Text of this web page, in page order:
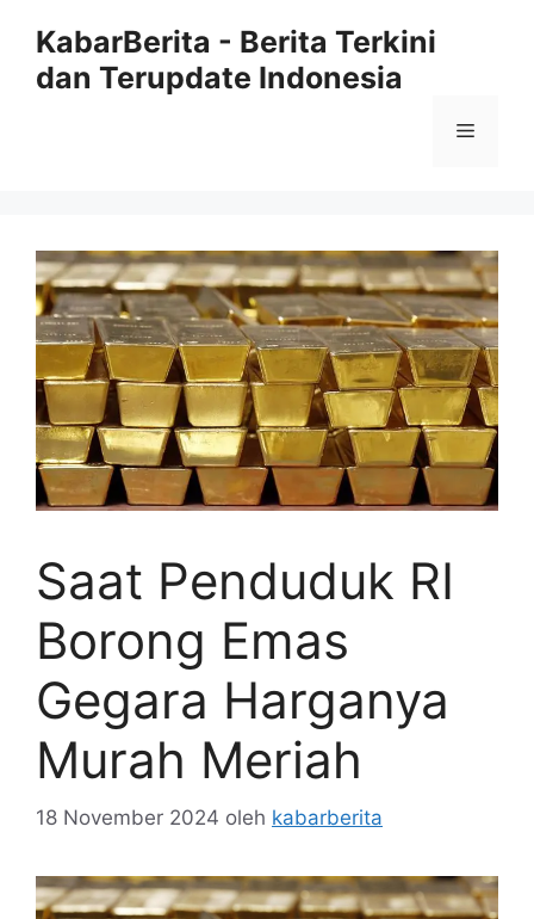
KabarBerita - Berita Terkini
dan Terupdate Indonesia
Menu
Saat Penduduk RI
Borong Emas
Gegara Harganya
Murah Meriah
18 November 2024 oleh kabarberita